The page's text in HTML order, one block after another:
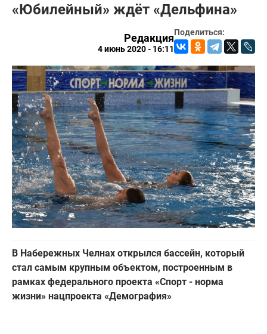
«Юбилейный» ждёт «Дельфина»
Поделиться:
Редакция
4 июнь 2020 - 16:11
В Набережных Челнах открылся бассейн, который
стал самым крупным объектом, построенным в
рамках федерального проекта «Спорт - норма
жизни» нацпроекта «Демография»